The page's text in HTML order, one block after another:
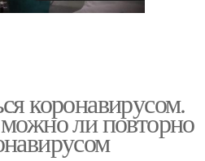
коронавирусом.
ли повторно